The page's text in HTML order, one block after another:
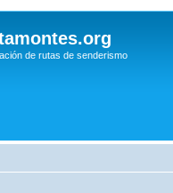
de rutas de senderismo